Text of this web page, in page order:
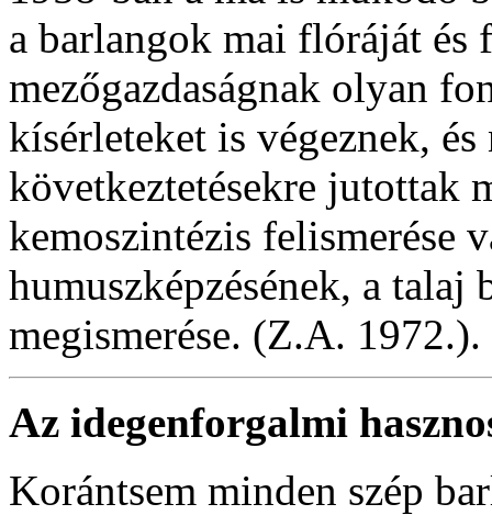
a barlangok mai flóráját és
mezőgazdaságnak olyan
kísérleteket is végeznek,
következtetésekre jutottak
kemoszintézis felismerése
humuszképzésének, a
megismerése. (Z.A. 1972.).
Az idegenforgalmi
Korántsem minden szép